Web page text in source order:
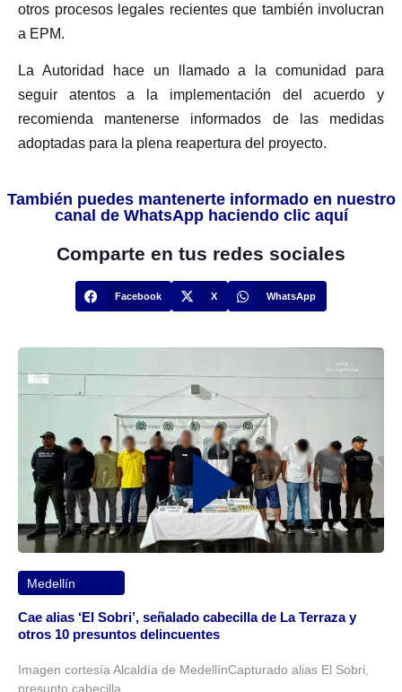
otros procesos legales recientes que también involucran
a EPM.
La Autoridad hace un llamado a la comunidad para
seguir atentos a la implementación del acuerdo y
recomienda mantenerse informados de las medidas
adoptadas para la plena reapertura del proyecto.
También puedes mantenerte informado en nuestro
canal de WhatsApp haciendo clic aquí
Comparte en tus redes sociales
Facebook X WhatsApp
Medellín
Cae alias ‘El Sobri’, señalado cabecilla de La Terraza y
otros 10 presuntos delincuentes
Imagen cortesía Alcaldía de MedellínCapturado alias El Sobri,
presunto cabecilla